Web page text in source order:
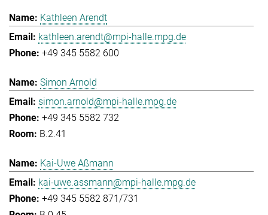
Kathleen Arendt
kathleen.arendt@mpi-halle.mpg.de
+49 345 5582 600
Simon Arnold
simon.arnold@mpi-halle.mpg.de
+49 345 5582 732
B.2.41
Kai-Uwe Aßmann
kai-uwe.assmann@mpi-halle.mpg.de
+49 345 5582 871/731